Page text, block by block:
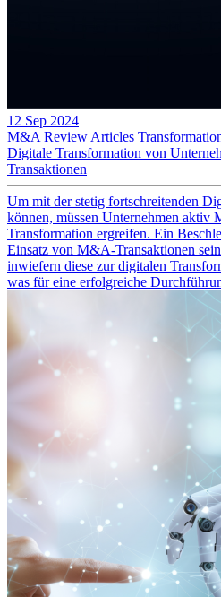
12 Sep 2024
M&A Review Articles
Digitale Transformation von
Transaktionen
Um mit der stetig fortschreitenden
können, müssen Unternehmen aktiv
Transformation ergreifen. Ein
Einsatz von M&A-Transaktionen
inwiefern diese zur digitalen
was für eine erfolgreiche